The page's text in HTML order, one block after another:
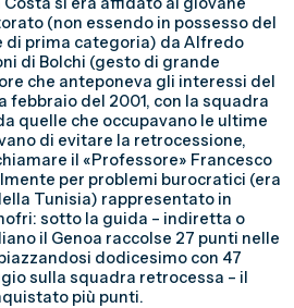
(non essendo in possesso del
di prima categoria) da Alfredo
di Bolchi (gesto di grande
che anteponeva gli interessi del
febbraio del 2001, con la squadra
quelle che occupavano le ultime
di evitare la retrocessione,
il «Professore» Francesco
per problemi burocratici (era
Tunisia) rappresentato in
sotto la guida – indiretta o
il Genoa raccolse 27 punti nelle
dodicesimo con 47
sulla squadra retrocessa – il
più punti.